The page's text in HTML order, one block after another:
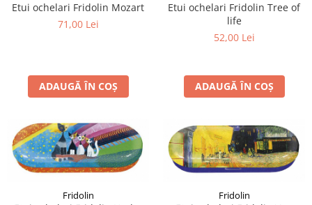
Etui ochelari Fridolin Mozart
71,00 Lei
ADAUGĂ ÎN COȘ
Etui ochelari Fridolin Tree of
life
52,00 Lei
ADAUGĂ ÎN COȘ
Fridolin Fridolin